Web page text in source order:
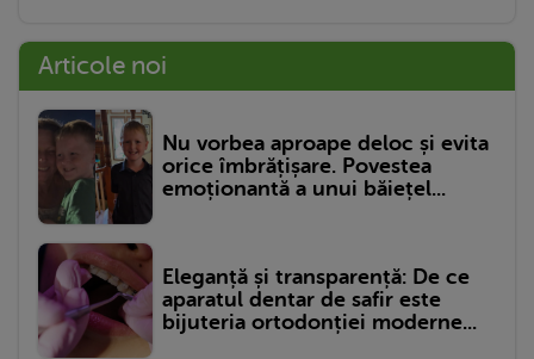
Articole noi
Nu vorbea aproape deloc și evita
orice îmbrățișare. Povestea
emoționantă a unui băiețel...
Eleganță și transparență: De ce
aparatul dentar de safir este
bijuteria ortodonției moderne...